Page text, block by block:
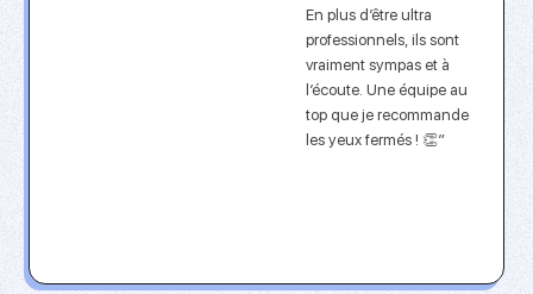
En plus d’être ultra
professionnels, ils sont
vraiment sympas et à
l’écoute. Une équipe au
top que je recommande
les yeux fermés ! 👏”